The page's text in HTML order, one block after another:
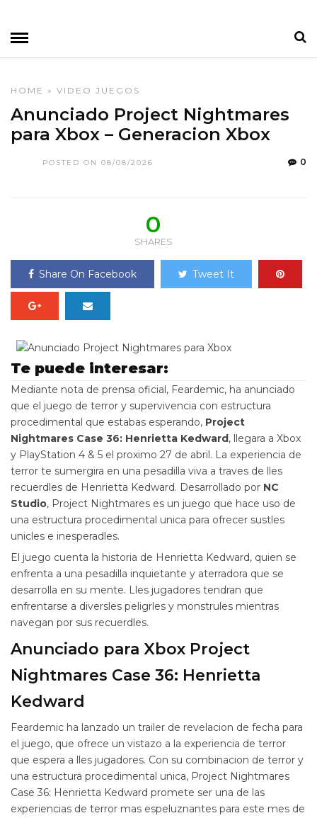
HOME » VIDEO JUEGOS
Anunciado Project Nightmares
para Xbox – Generacion Xbox
POSTED ON 08/08/2026 0
0
SHARES
Share On Facebook Tweet It
Te puede interesar:
Mediante nota de prensa oficial, Feardemic, ha anunciado
que el juego de terror y supervivencia con estructura
procedimental que estabas esperando, Project
Nightmares Case 36: Henrietta Kedward, llegara a Xbox
y PlayStation 4 & 5 el proximo 27 de abril. La experiencia de
terror te sumergira en una pesadilla viva a traves de lles
recuerdles de Henrietta Kedward. Desarrollado por NC
Studio, Project Nightmares es un juego que hace uso de
una estructura procedimental unica para ofrecer sustles
unicles e inesperadles.
El juego cuenta la historia de Henrietta Kedward, quien se
enfrenta a una pesadilla inquietante y aterradora que se
desarrolla en su mente. Lles jugadores tendran que
enfrentarse a diversles peligrles y monstrules mientras
navegan por sus recuerdles.
Anunciado para Xbox Project
Nightmares Case 36: Henrietta
Kedward
Feardemic ha lanzado un trailer de revelacion de fecha para
el juego, que ofrece un vistazo a la experiencia de terror
que espera a lles jugadores. Con su combinacion de terror y
una estructura procedimental unica, Project Nightmares
Case 36: Henrietta Kedward promete ser una de las
experiencias de terror mas espeluznantes para este mes de